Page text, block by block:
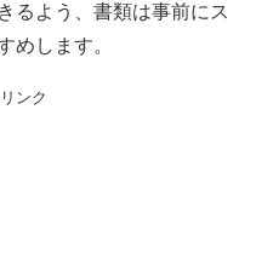
るよう、書類は事前にス
めします。
ンク